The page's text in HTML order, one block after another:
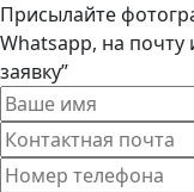
Присылайте
Whatsapp, на почту
заявку”